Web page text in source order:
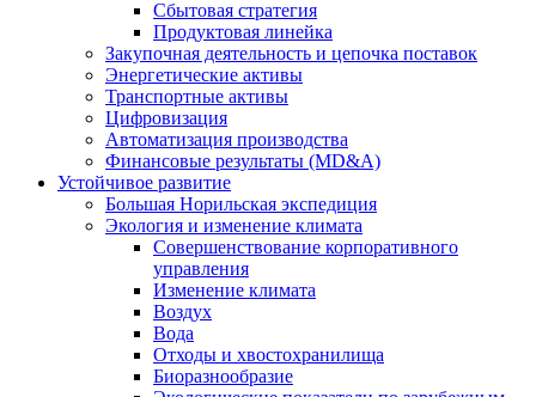
Сбытовая стратегия
Продуктовая линейка
Закупочная деятельность и цепочка поставок
Энергетические активы
Транспортные активы
Цифровизация
Автоматизация производства
Финансовые результаты (MD&A)
Устойчивое развитие
Большая Норильская экспедиция
Экология и изменение климата
Совершенствование корпоративного
управления
Изменение климата
Воздух
Вода
Отходы и хвостохранилища
Биоразнообразие